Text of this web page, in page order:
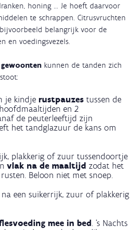
honing ... Je hoeft daarvoor
te schrappen. Citrusvruchten
belangrijk voor de
en voedingsvezels.
kunnen de tanden zich
je kindje rustpauzes tussen de
en 2
de peuterleeftijd zijn
het tandglazuur de kans om
plakkerig of zuur tussendoortje
vlak na de maaltijd zodat het
Beloon niet met snoep.
na een suikerrijk, zuur of plakkerig
mee in bed. 's Nachts